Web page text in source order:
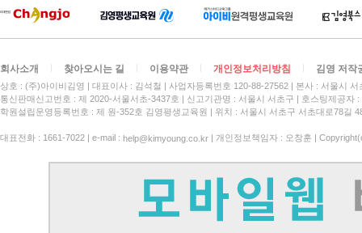
회사소개 찾아오시는 길 이용약관 개인정보처리방침 김영 저작
상호 : (주)아이비김영 대표이사 : 김석철 사업자등록번호 120-88-27562
본사 : 서울시
통신판매신고번호 : 제 2020-서울서초-3437호
신고기관명 : 서울시 서초구
호스팅제공자
학원설립운영등록번호 : 제 원-352호 김영평생교육원 | 위치 : 서울시 서초구 서초대로78길
대표전화 : 1661-7022 | e-mail : help@kimyoung.co.kr | 개인정보책임자 : 오창훈 |